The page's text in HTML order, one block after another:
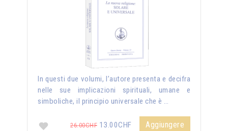
In questi due volumi, l’autore presenta e decifra
nelle sue implicazioni spirituali, umane e
simboliche, il principio universale che è …
26.00CHF 13.00CHF Aggiungere